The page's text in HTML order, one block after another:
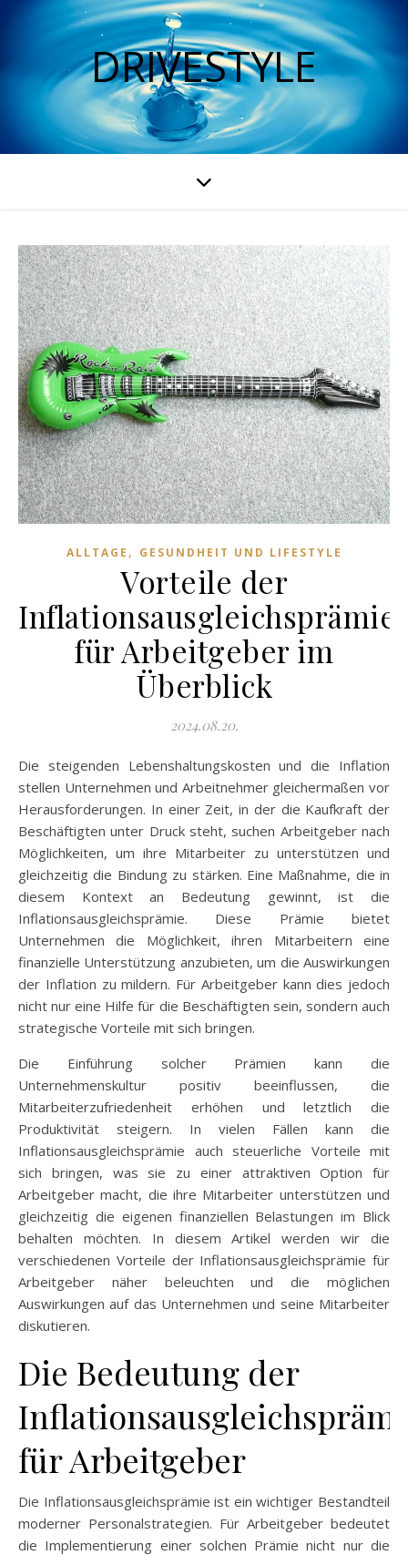
DRIVESTYLE
ALLTAGE , GESUNDHEIT UND LIFESTYLE
Vorteile der
Inflationsausgleichsprämie
für Arbeitgeber im
Überblick
2024.08.20.
Die steigenden Lebenshaltungskosten und die Inflation
stellen Unternehmen und Arbeitnehmer gleichermaßen vor
Herausforderungen. In einer Zeit, in der die Kaufkraft der
Beschäftigten unter Druck steht, suchen Arbeitgeber nach
Möglichkeiten, um ihre Mitarbeiter zu unterstützen und
gleichzeitig die Bindung zu stärken. Eine Maßnahme, die in
diesem Kontext an Bedeutung gewinnt, ist die
Inflationsausgleichsprämie. Diese Prämie bietet
Unternehmen die Möglichkeit, ihren Mitarbeitern eine
finanzielle Unterstützung anzubieten, um die Auswirkungen
der Inflation zu mildern. Für Arbeitgeber kann dies jedoch
nicht nur eine Hilfe für die Beschäftigten sein, sondern auch
strategische Vorteile mit sich bringen.
Die Einführung solcher Prämien kann die
Unternehmenskultur positiv beeinflussen, die
Mitarbeiterzufriedenheit erhöhen und letztlich die
Produktivität steigern. In vielen Fällen kann die
Inflationsausgleichsprämie auch steuerliche Vorteile mit
sich bringen, was sie zu einer attraktiven Option für
Arbeitgeber macht, die ihre Mitarbeiter unterstützen und
gleichzeitig die eigenen finanziellen Belastungen im Blick
behalten möchten. In diesem Artikel werden wir die
verschiedenen Vorteile der Inflationsausgleichsprämie für
Arbeitgeber näher beleuchten und die möglichen
Auswirkungen auf das Unternehmen und seine Mitarbeiter
diskutieren.
Die Bedeutung der
für Arbeitgeber
Die Inflationsausgleichsprämie ist ein wichtiger Bestandteil
moderner Personalstrategien. Für Arbeitgeber bedeutet
die Implementierung einer solchen Prämie nicht nur die